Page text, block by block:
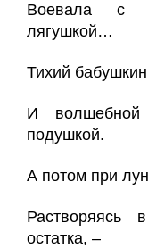
Воевала с
лягушкой…
Тихий
И
подушкой.
А потом при
Растворяясь
остатка, –